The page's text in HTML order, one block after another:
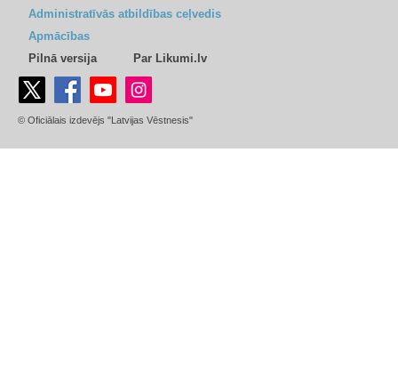
Administratīvās atbildības ceļvedis
Apmācības
Pilnā versija
Par Likumi.lv
© Oficiālais izdevējs "Latvijas Vēstnesis"